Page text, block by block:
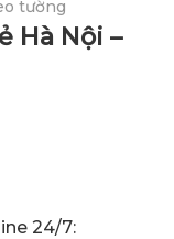
tường
Hà Nội –
24/7: